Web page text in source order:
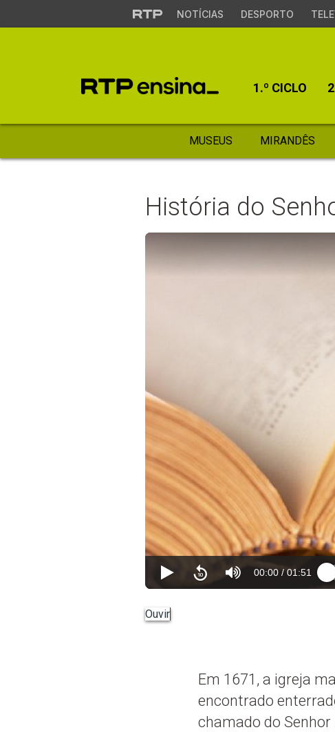
NOTÍCIAS DESPORTO
1.º CICLO
MUSEUS MIRANDÊS
História do
00:00 / 01:51
Ouvir
Em 1671, a igreja
encontrado
chamado do